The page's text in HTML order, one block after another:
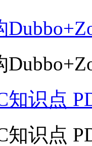
知识点
知识点